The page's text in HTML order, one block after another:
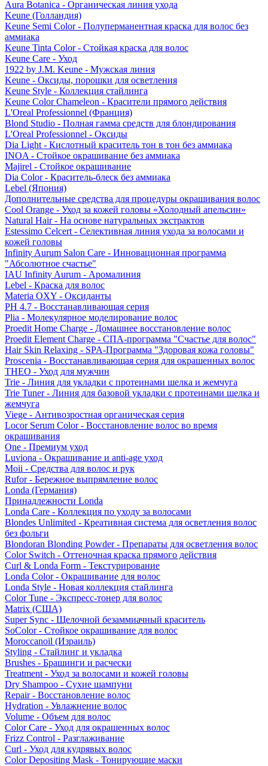
Aura Botanica - Органическая линия ухода
Keune (Голландия)
Keune Semi Color - Полуперманентная краска для волос без
аммиака
Keune Tinta Color - Стойкая краска для волос
Keune Care - Уход
1922 by J.M. Keune - Мужская линия
Keune - Оксиды, порошки для осветления
Keune Style - Коллекция стайлинга
Keune Color Chameleon - Красители прямого действия
L'Oreal Professionnel (Франция)
Blond Studio - Полная гамма средств для блондирования
L'Oreal Professionnel - Оксиды
Dia Light - Кислотный краситель тон в тон без аммиака
INOA - Стойкое окрашивание без аммиака
Majirel - Стойкое окрашивание
Dia Color - Краситель-блеск без аммиака
Lebel (Япония)
Дополнительные средства для процедуры окрашивания волос
Cool Orange - Уход за кожей головы «Холодный апельсин»
Natural Hair - На основе натуральных экстрактов
Estessimo Celcert - Селективная линия ухода за волосами и
кожей головы
Infinity Aurum Salon Care - Инновационная программа
"Абсолютное счастье"
IAU Infinity Aurum - Аромалиния
Lebel - Краска для волос
Materia OXY - Оксиданты
PH 4.7 - Восстанавливающая серия
Plia - Молекулярное моделирование волос
Proedit Home Charge - Домашнее восстановление волос
Proedit Element Charge - СПА-программа "Счастье для волос"
Hair Skin Relaxing - SPA-Программа "Здоровая кожа головы"
Proscenia - Восстанавливающая серия для окрашенных волос
THEO - Уход для мужчин
Trie - Линия для укладки с протеинами шелка и жемчуга
Trie Tuner - Линия для базовой укладки с протеинами шелка и
жемчуга
Viege - Антивозростная органическая серия
Locor Serum Color - Восстановление волос во время
окрашивания
One - Премиум уход
Luviona - Окрашивание и anti-age уход
Moii - Средства для волос и рук
Rufor - Бережное выпрямление волос
Londa (Германия)
Принадлежности Londa
Londa Care - Коллекция по уходу за волосами
Blondes Unlimited - Креативная система для осветления волос
без фольги
Blondoran Blonding Powder - Препараты для осветления волос
Color Switch - Оттеночная краска прямого действия
Curl & Londa Form - Текстурирование
Londa Color - Окрашивание для волос
Londa Style - Новая коллекция стайлинга
Color Tune - Экспресс-тонер для волос
Matrix (США)
Super Sync - Щелочной безаммиачный краситель
SoColor - Стойкое окрашивание для волос
Moroccanoil (Израиль)
Styling - Стайлинг и укладка
Brushes - Брашинги и расчески
Treatment - Уход за волосами и кожей головы
Dry Shampoo - Сухие шампуни
Repair - Восстановление волос
Hydration - Увлажнение волос
Volume - Объем для волос
Color Care - Уход для окрашенных волос
Frizz Control - Разглаживание
Curl - Уход для кудрявых волос
Color Depositing Mask - Тонирующие маски